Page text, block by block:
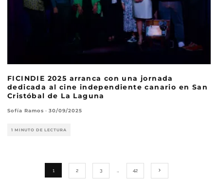
FICINDIE 2025 arranca con una jornada
dedicada al cine independiente canario en San
Cristóbal de La Laguna
Sofía Ramos · 30/09/2025
1 MINUTO DE LECTURA
1 2 3 … 42